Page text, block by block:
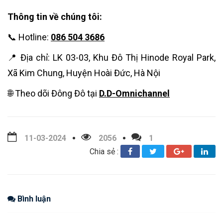
Thông tin về chúng tôi:
📞 Hotline: 086 504 3686
📍 Địa chỉ: LK 03-03, Khu Đô Thị Hinode Royal Park,
Xã Kim Chung, Huyện Hoài Đức, Hà Nội
🌐 Theo dõi Đông Đô tại D.D-Omnichannel
11-03-2024 2056
1
Chia sẻ :
Bình luận